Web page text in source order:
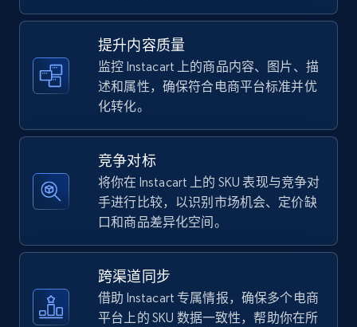
668+
TikTok Shop - Collect TikTok shop products
URL, Title, Available, Description, Currency, Initial
price, Final price, Discount percent, and more.
TikTok Shop - discover records by shop url
提升内容质量
监控 Instacart 上的商品内容、图片、描
述和属性，确保符合电商平台标准并优
化转化。
竞争对标
将你在 Instacart 上的 SKU 表现与竞争对
手进行比较，以识别市场机会、定价缺
口和商品差异化空间。
跨渠道同步
借助 Instacart 专属情报，确保多个电商
平台上的 SKU 数据一致性，帮助你在所